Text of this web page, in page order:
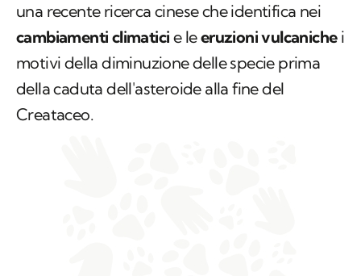
una recente ricerca cinese che identifica nei
cambiamenti climatici e leeruzioni vulcanichei
motivi della diminuzione delle specie prima
della caduta dell'asteroide alla fine del
Creataceo.